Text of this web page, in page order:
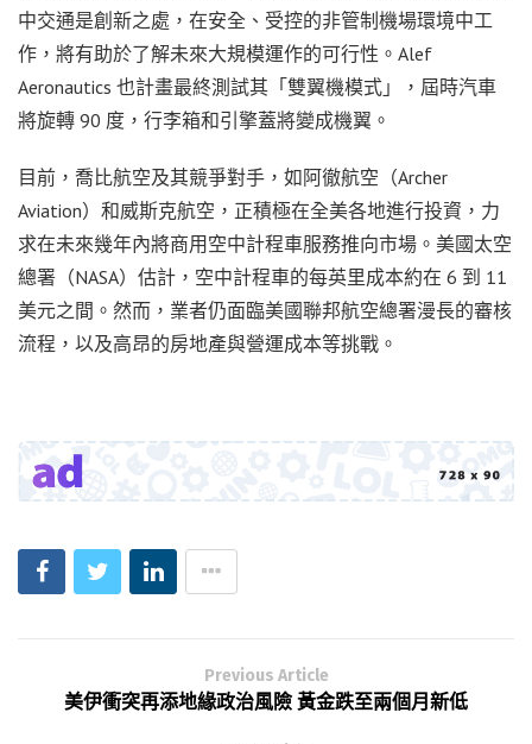
中交通是創新之處，在安全、受控的非管制機場環境中工
作，將有助於了解未來大規模運作的可行性。Alef
Aeronautics 也計畫最終測試其「雙翼機模式」，屆時汽車
將旋轉 90 度，行李箱和引擎蓋將變成機翼。
目前，喬比航空及其競爭對手，如阿徹航空（Archer
Aviation）和威斯克航空，正積極在全美各地進行投資，力
求在未來幾年內將商用空中計程車服務推向市場。美國太空
總署（NASA）估計，空中計程車的每英里成本約在 6 到 11
美元之間。然而，業者仍面臨美國聯邦航空總署漫長的審核
流程，以及高昂的房地產與營運成本等挑戰。
Previous Article
美伊衝突再添地緣政治風險 黃金跌至兩個月新低